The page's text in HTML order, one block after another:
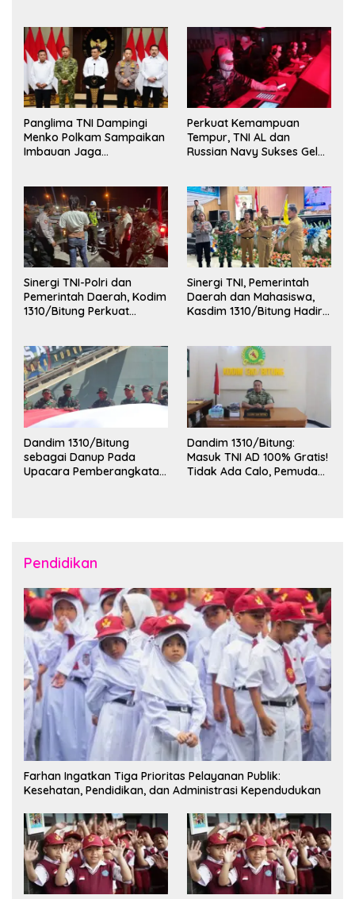
Panglima TNI Dampingi
Menko Polkam Sampaikan
Imbauan Jaga
Perkuat Kemampuan
Tempur, TNI AL dan
Russian Navy Sukses Gelar
Sinergi TNI-Polri dan
Pemerintah Daerah, Kodim
1310/Bitung Perkuat
Sinergi TNI, Pemerintah
Daerah dan Mahasiswa,
Kasdim 1310/Bitung Hadiri
Kota Bitung
Dandim 1310/Bitung
sebagai Danup Pada
Upacara Pemberangkatan
Dandim 1310/Bitung:
Masuk TNI AD 100% Gratis!
Tidak Ada Calo, Pemuda
Pendidikan
Farhan Ingatkan Tiga Prioritas Pelayanan Publik:
Kesehatan, Pendidikan, dan Administrasi Kependudukan